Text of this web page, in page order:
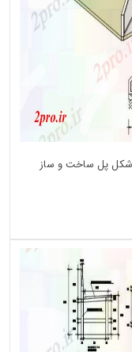
شکل پل ساخت و ساز